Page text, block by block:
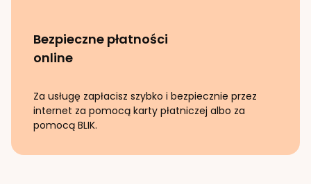
Bezpieczne płatności
online
Za usługę zapłacisz szybko i bezpiecznie przez
internet za pomocą karty płatniczej albo za
pomocą BLIK.